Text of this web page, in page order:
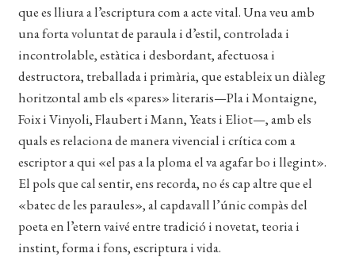
que es lliura a l’escriptura com a acte vital. Una veu amb
una forta voluntat de paraula i d’estil, controlada i
incontrolable, estàtica i desbordant, afectuosa i
destructora, treballada i primària, que estableix un diàleg
horitzontal amb els «pares» literaris—Pla i Montaigne,
Foix i Vinyoli, Flaubert i Mann, Yeats i Eliot—, amb els
quals es relaciona de manera vivencial i crítica com a
escriptor a qui «el pas a la ploma el va agafar bo i llegint».
El pols que cal sentir, ens recorda, no és cap altre que el
«batec de les paraules», al capdavall l’únic compàs del
poeta en l’etern vaivé entre tradició i novetat, teoria i
instint, forma i fons, escriptura i vida.